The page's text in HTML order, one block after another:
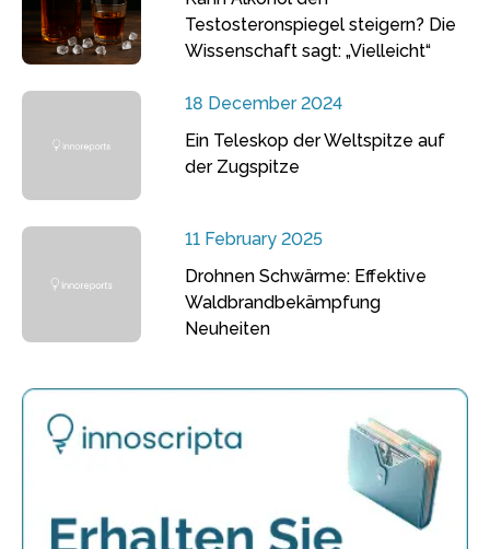
Testosteronspiegel steigern? Die
Wissenschaft sagt: „Vielleicht“
18 December 2024
Ein Teleskop der Weltspitze auf
der Zugspitze
11 February 2025
Drohnen Schwärme: Effektive
Waldbrandbekämpfung
Neuheiten